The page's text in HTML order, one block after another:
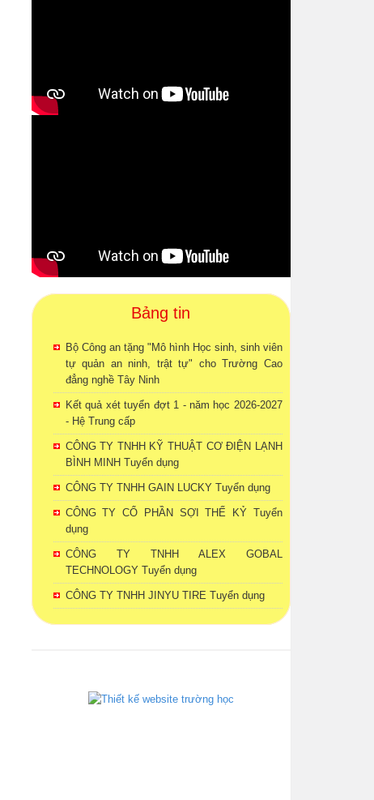
Bảng tin
Bộ Công an tặng "Mô hình Học sinh, sinh viên
tự quản an ninh, trật tự" cho Trường Cao
đẳng nghề Tây Ninh
Kết quả xét tuyển đợt 1 - năm học 2026-2027
- Hệ Trung cấp
CÔNG TY TNHH KỸ THUẬT CƠ ĐIỆN LẠNH
BÌNH MINH Tuyển dụng
CÔNG TY TNHH GAIN LUCKY Tuyển dụng
CÔNG TY CỔ PHẦN SỢI THẾ KỶ Tuyển
dụng
CÔNG TY TNHH ALEX GOBAL
TECHNOLOGY Tuyển dụng
CÔNG TY TNHH JINYU TIRE Tuyển dụng